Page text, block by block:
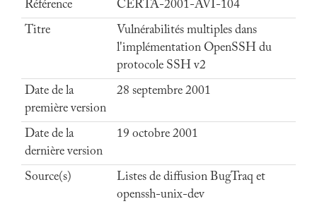
Référence
CERTA-2001-AVI-104
Titre
Vulnérabilités multiples dans
l'implémentation OpenSSH du
protocole SSH v2
Date de la
première version
28 septembre 2001
Date de la
dernière version
19 octobre 2001
Source(s)
Listes de diffusion BugTraq et
openssh-unix-dev